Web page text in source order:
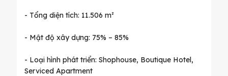
- Tổng diện tích: 11.506 m²
- Mật độ xây dựng: 75% – 85%
- Loại hình phát triển: Shophouse, Boutique Hotel,
Serviced Apartment